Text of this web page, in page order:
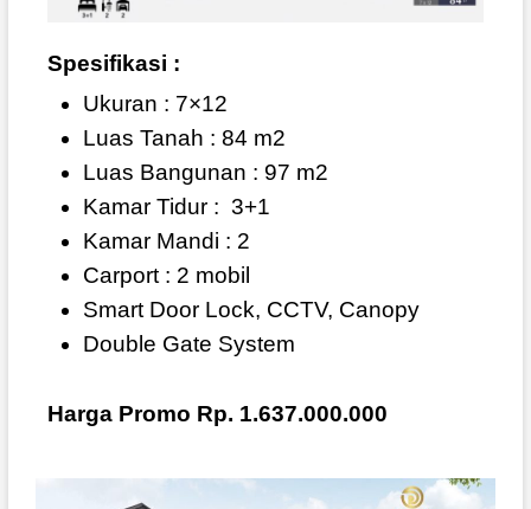
Spesifikasi :
Ukuran : 7×12
Luas Tanah : 84 m2
Luas Bangunan : 97 m2
Kamar Tidur : 3+1
Kamar Mandi : 2
Carport : 2 mobil
Smart Door Lock, CCTV, Canopy
Double Gate System
Harga Promo Rp. 1.637.000.000